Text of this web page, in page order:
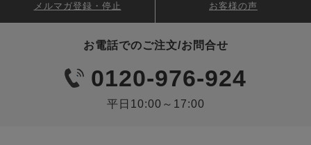
お電話でのご注文/お問合せ
0120-976-924
平日10:00～17:00
メルマガ登録・停止 お客様の声